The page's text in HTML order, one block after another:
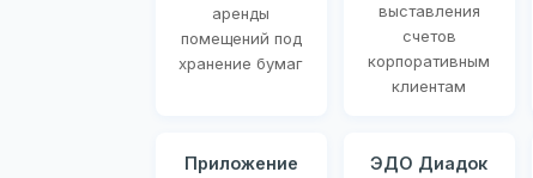
аренды
помещений под
хранение бумаг
выставления
счетов
корпоративным
клиентам
Приложение
ЭДО Диадок